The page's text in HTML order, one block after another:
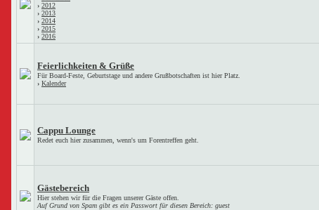
› 2012
› 2013
› 2014
› 2015
› 2016
Feierlichkeiten & Grüße
Für Board-Feste, Geburtstage und andere Grußbotschaften ist hier Platz.
› Kalender
Cappu Lounge
Redet euch hier zusammen, wenn's um Forentreffen geht.
Gästebereich
Hier stehen wir für die Fragen unserer Gäste offen.
Auf Grund von Spam gibt es ein Passwort für diesen Bereich: guest